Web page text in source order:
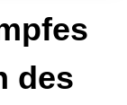
des